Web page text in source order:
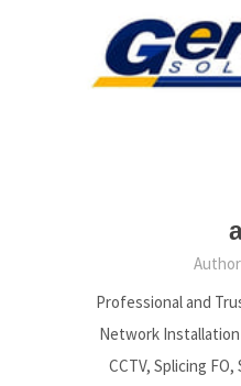
Professional and
Network
CCTV, Splicing